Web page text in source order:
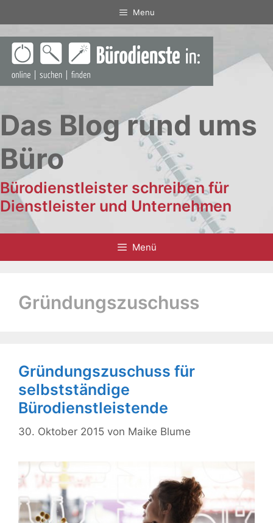
Inhalt
springen
Menu
Das Blog rund ums
Büro
Bürodienstleister schreiben für
Dienstleister und Unternehmen
Menü
Gründungszuschuss
Gründungszuschuss für
selbstständige
Bürodienstleistende
30. Oktober 2015 von Maike Blume